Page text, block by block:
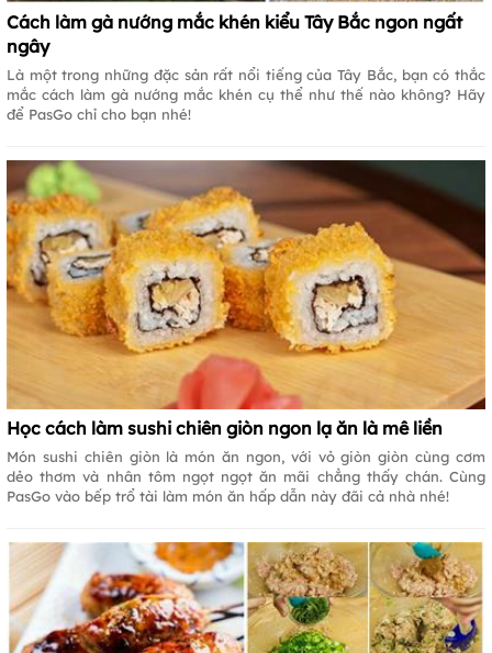
Cách làm gà nướng mắc khén kiểu Tây Bắc ngon ngất
ngây
Là một trong những đặc sản rất nổi tiếng của Tây Bắc, bạn có thắc
mắc cách làm gà nướng mắc khén cụ thể như thế nào không? Hãy
để PasGo chỉ cho bạn nhé!
Học cách làm sushi chiên giòn ngon lạ ăn là mê liền
Món sushi chiên giòn là món ăn ngon, với vỏ giòn giòn cùng cơm
dẻo thơm và nhân tôm ngọt ngọt ăn mãi chẳng thấy chán. Cùng
PasGo vào bếp trổ tài làm món ăn hấp dẫn này đãi cả nhà nhé!